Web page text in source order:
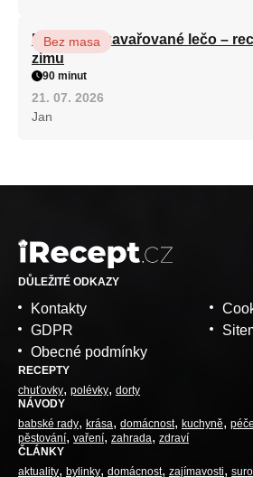
Babiččino zavařované lečo –
zimu
Bez masa
90 minut
21. 07. 2026
Jan
DŮLEŽITÉ ODKAZY
Kontakty
GDPR
Obecné podmínky
RECEPTY
chuťovky polévky dorty
NÁVODY
babské rady krása domácnost kuchyně
pěstování vaření zahrada
zdraví
ČLÁNKY
aktuality bylinky domácnost zajímavosti